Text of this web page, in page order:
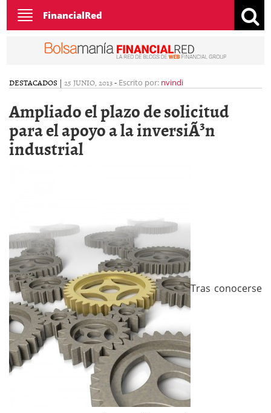
Toggle
navigation
FinancialRed
DESTACADOS | 25 JUNIO, 2013- Escrito por: nvindi
Ampliado el plazo de solicitud
para el apoyo a la inversiÃ³n
industrial
Tras conocerse